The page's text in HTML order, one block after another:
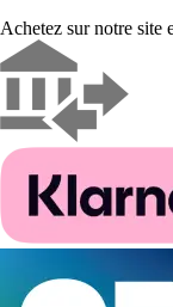
Achetez sur notre site